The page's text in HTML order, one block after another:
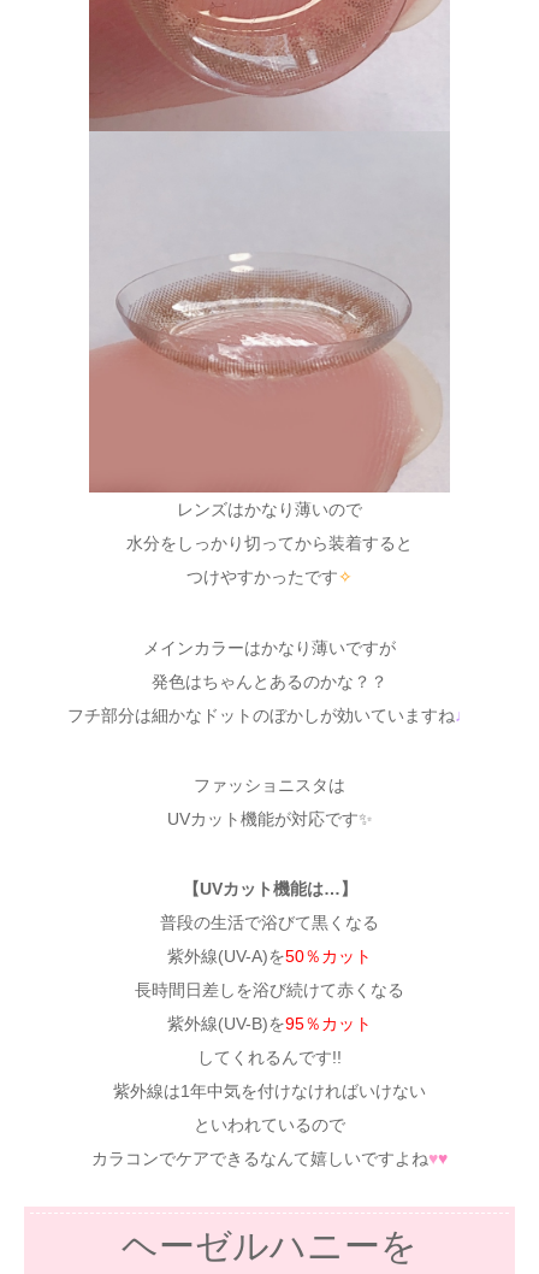
レンズはかなり薄いので
水分をしっかり切ってから装着すると
つけやすかったです✧
メインカラーはかなり薄いですが
発色はちゃんとあるのかな？？
フチ部分は細かなドットのぼかしが効いていますね♩
ファッショニスタは
UVカット機能が対応です✨
【UVカット機能は…】
普段の生活で浴びて黒くなる
紫外線(UV-A)を50％カット
長時間日差しを浴び続けて赤くなる
紫外線(UV-B)を95％カット
してくれるんです!!
紫外線は1年中気を付けなければいけない
といわれているので
カラコンでケアできるなんて嬉しいですよね♥♥
ヘーゼルハニーを